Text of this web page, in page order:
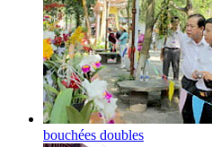
bouchées doubles